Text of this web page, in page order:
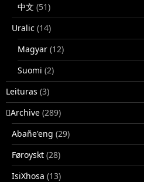
中文 (51)
Uralic (14)
Magyar (12)
Suomi (2)
Leituras (3)
􏿽Archive (289)
Abañe'eng (29)
Føroyskt (28)
IsiXhosa (13)